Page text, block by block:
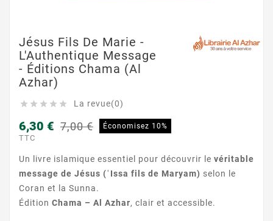
Jésus Fils De Marie -
L'Authentique Message
- Éditions Chama (Al
Azhar)
     La revue(0)
6,30 € 7,00 € Économisez 10%
TTC
Un livre islamique essentiel pour découvrir le véritable
message de Jésus (ʿIssa fils de Maryam) selon le
Coran et la Sunna.
Édition Chama – Al Azhar, clair et accessible.